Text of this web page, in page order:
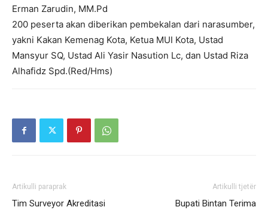
Erman Zarudin, MM.Pd
200 peserta akan diberikan pembekalan dari narasumber,
yakni Kakan Kemenag Kota, Ketua MUI Kota, Ustad
Mansyur SQ, Ustad Ali Yasir Nasution Lc, dan Ustad Riza
Alhafidz Spd.(Red/Hms)
Artikulli paraprak
Tim Surveyor Akreditasi
Artikulli tjetër
Bupati Bintan Terima